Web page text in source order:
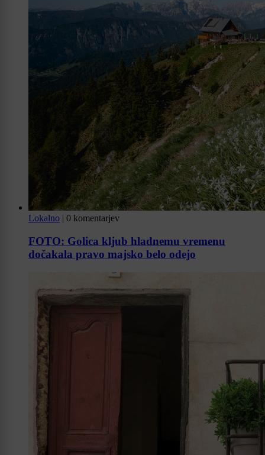
Lokalno 0 komentarjev
FOTO: Golica kljub hladnemu vremenu
dočakala pravo majsko belo odejo